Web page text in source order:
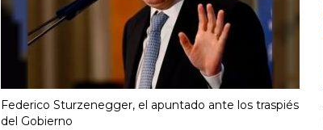
Federico Sturzenegger, el apuntado ante los traspiés
del Gobierno